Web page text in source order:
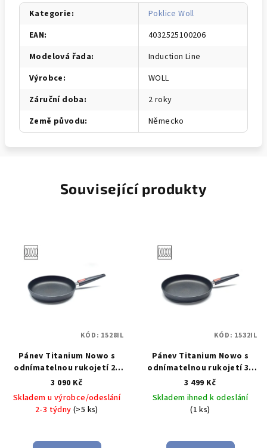
Kategorie:
Poklice Woll
EAN:
4032525100206
Modelová řada:
Induction Line
Výrobce:
WOLL
Záruční doba:
2 roky
Země původu: Německo
Související produkty
Pánev Titanium Nowo s
odnímatelnou rukojetí 28
cm - WOLL Titanová pánev
na indukci 28 cm s
odnímatelnou rukojetí
Titanium Nowo - WOLL
3 090 Kč
Skladem u výrobce/odeslání
2-3 týdny(>5 ks)
KÓD: 1528IL
Pánev Titanium Nowo s
odnímatelnou rukojetí 32
cm - WOLL Titanová pánev
na indukci 32 cm s
odnímatelnou rukojetí
Titanium Nowo - WOLL
3 499 Kč
Skladem ihned k odeslání
(1 ks)
KÓD: 1532IL